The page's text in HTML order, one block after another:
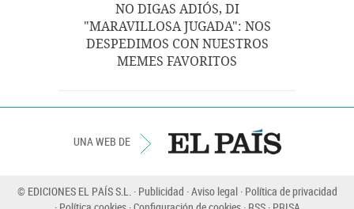
NO DIGAS ADIÓS, DI
"MARAVILLOSA JUGADA": NOS
DESPEDIMOS CON NUESTROS
MEMES FAVORITOS
UNA WEB DE
© EDICIONES EL PAÍS S.L. Publicidad Aviso legal Política de privacidad